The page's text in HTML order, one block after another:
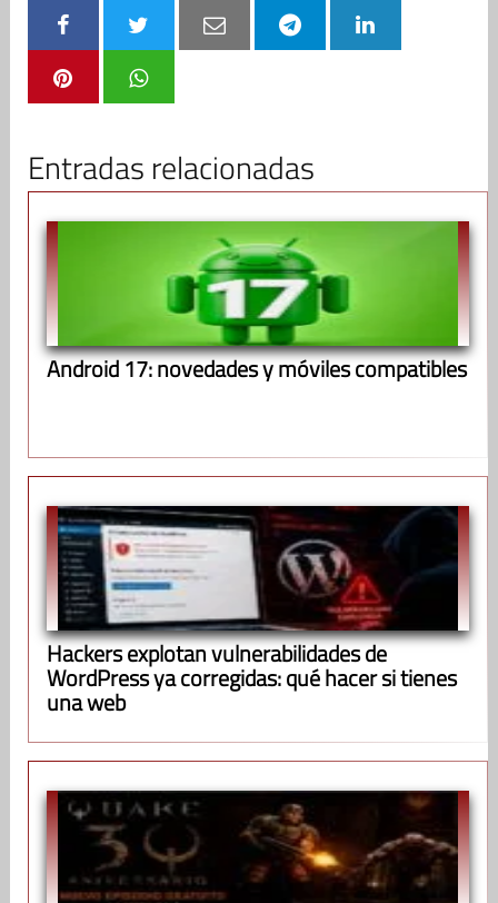
Entradas relacionadas
Android 17: novedades y móviles compatibles
Hackers explotan vulnerabilidades de
WordPress ya corregidas: qué hacer si tienes
una web